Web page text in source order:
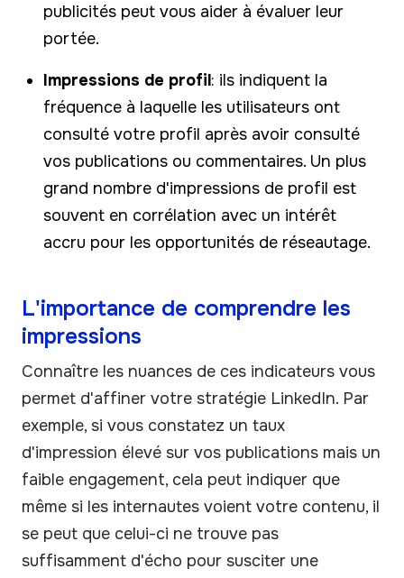
publicités peut vous aider à évaluer leur
portée.
Impressions de profil: ils indiquent la
fréquence à laquelle les utilisateurs ont
consulté votre profil après avoir consulté
vos publications ou commentaires. Un plus
grand nombre d'impressions de profil est
souvent en corrélation avec un intérêt
accru pour les opportunités de réseautage.
L'importance de comprendre les
impressions
Connaître les nuances de ces indicateurs vous
permet d'affiner votre stratégie LinkedIn. Par
exemple, si vous constatez un taux
d'impression élevé sur vos publications mais un
faible engagement, cela peut indiquer que
même si les internautes voient votre contenu, il
se peut que celui-ci ne trouve pas
suffisamment d'écho pour susciter une